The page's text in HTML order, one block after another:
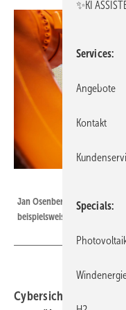
Jan Osenberg erläutert die
beispielsweise SMA in Niestetal.
Cybersicherheit ist
✨KI
Services
Angebote
Kontakt
Specials